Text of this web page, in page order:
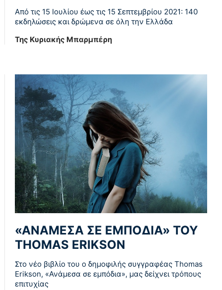
Από τις 15 Ιουλίου έως τις 15 Σεπτεμβρίου 2021: 140
εκδηλώσεις και δρώμενα σε όλη την Ελλάδα
Της Κυριακής Μπαρμπέρη
«ΑΝΑΜΕΣΑ ΣΕ ΕΜΠΟΔΙΑ» ΤΟΥ
THOMAS ERIKSON
Στο νέο βιβλίο του ο δημοφιλής συγγραφέας Thomas
Erikson, «Ανάμεσα σε εμπόδια», μας δείχνει τρόπους
επιτυχίας